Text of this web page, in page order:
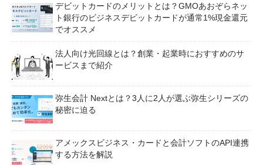
デビットカードのメリットとは？GMOあおぞらネッ
ト銀行のビジネスデビットカードが通常1%現金還元
でオススメ
法人向け光回線とは？創業・起業時におすすめのサ
ービスまで紹介
弥生会計 Nextとは？3人に2人が選ぶ弥生シリーズの
秘密に迫る
アメックスビジネス・カードと会計ソフトのAPI連携
する方法を解説